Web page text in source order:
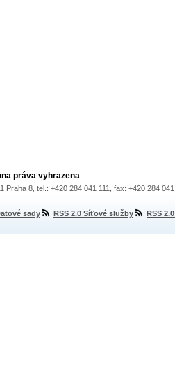
práva vyhrazena
Praha 8, tel.: +420 284 041 111, fax: +420 284
sady RSS 2.0 Síťové služby RSS